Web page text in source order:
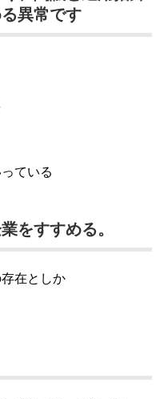
異常です
ている
をすすめる。
在としか